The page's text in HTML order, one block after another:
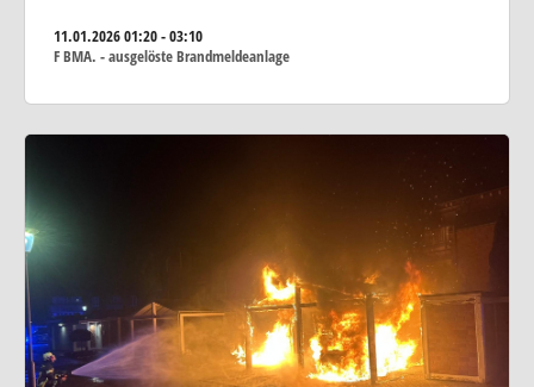
11.01.202601:20 - 03:10
F BMA. - ausgelöste Brandmeldeanlage